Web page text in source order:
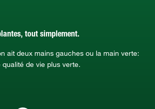
tout simplement.
ait deux mains gauches ou la main verte:
de vie plus verte.